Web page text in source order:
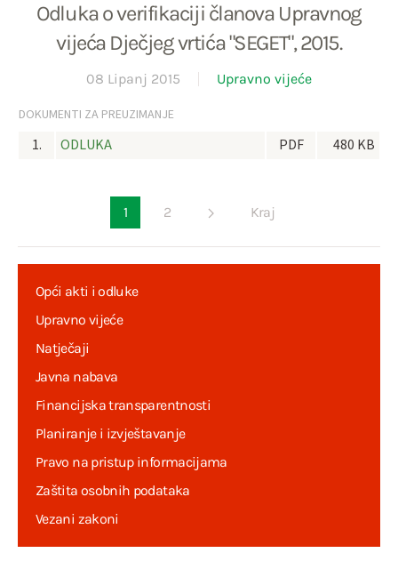
Odluka o verifikaciji članova Upravnog
vijeća Dječjeg vrtića "SEGET", 2015.
08 Lipanj 2015 Upravno vijeće
DOKUMENTI ZA PREUZIMANJE
1. ODLUKA PDF 480 KB
1 2 Kraj
Opći akti i odluke
Upravno vijeće
Natječaji
Javna nabava
Financijska transparentnosti
Planiranje i izvještavanje
Pravo na pristup informacijama
Zaštita osobnih podataka
Vezani zakoni